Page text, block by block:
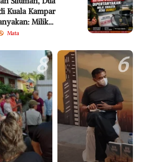
Kuala Kampar
Milik
BUMD?
Mata
8 6